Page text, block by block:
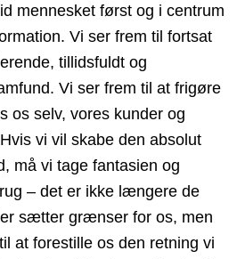
mennesket først og i centrum
Vi ser frem til fortsat
tillidsfuldt og
Vi ser frem til at frigøre
os selv, vores kunder og
vi vil skabe den absolut
må vi tage fantasien og
– det er ikke længere de
sætter grænser for os, men
at forestille os den retning vi